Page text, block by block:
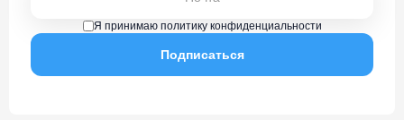
Я принимаю политику конфиденциальности